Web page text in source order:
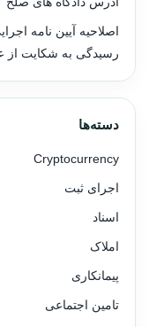
اصلاحیه آیین نامه
رسیدگی به شکایت از
دسته‌ها
Cryptocurrency
اجرای ثبت
اسناد
املاک
پیمانکاری
تامین اجتماعی